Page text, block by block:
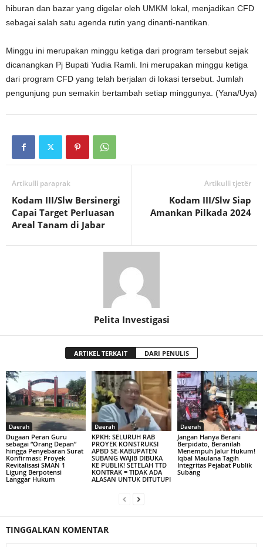
hiburan dan bazar yang digelar oleh UMKM lokal, menjadikan CFD
sebagai salah satu agenda rutin yang dinanti-nantikan.
Minggu ini merupakan minggu ketiga dari program tersebut sejak
dicanangkan Pj Bupati Yudia Ramli. Ini merupakan minggu ketiga
dari program CFD yang telah berjalan di lokasi tersebut. Jumlah
pengunjung pun semakin bertambah setiap minggunya. (Yana/Uya)
Artikulli paraprak
Kodam III/Slw Bersinergi
Capai Target Perluasan
Areal Tanam di Jabar
Artikulli tjetër
Kodam III/Slw Siap
Amankan Pilkada 2024
Pelita Investigasi
ARTIKEL TERKAIT DARI PENULIS
Daerah
Dugaan Peran Guru
sebagai “Orang Depan”
hingga Penyebaran Surat
Konfirmasi: Proyek
Revitalisasi SMAN 1
Ligung Berpotensi
Langgar Hukum
Daerah
KPKH: SELURUH RAB
PROYEK KONSTRUKSI
APBD SE-KABUPATEN
SUBANG WAJIB DIBUKA
KE PUBLIK! SETELAH TTD
KONTRAK = TIDAK ADA
ALASAN UNTUK DITUTUPI
Daerah
Jangan Hanya Berani
Berpidato, Beranilah
Menempuh Jalur Hukum!
Iqbal Maulana Tagih
Integritas Pejabat Publik
Subang
TINGGALKAN KOMENTAR